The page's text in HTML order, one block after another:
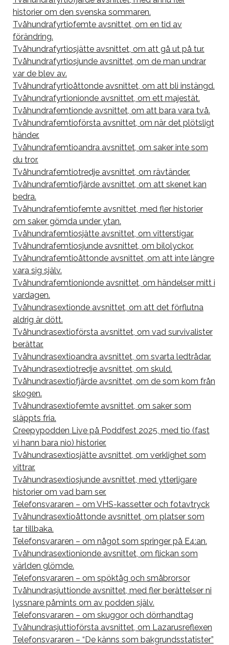
historier om den svenska sommaren.
Tvåhundrafyrtiofemte avsnittet, om en tid av
förändring.
Tvåhundrafyrtiosjätte avsnittet, om att gå ut på tur.
Tvåhundrafyrtiosjunde avsnittet, om de man undrar
var de blev av.
Tvåhundrafyrtioåttonde avsnittet, om att bli instängd.
Tvåhundrafyrtionionde avsnittet, om ett majestät.
Tvåhundrafemtionde avsnittet, om att bara vara två.
Tvåhundrafemtioförsta avsnittet, om när det plötsligt
händer.
Tvåhundrafemtioandra avsnittet, om saker inte som
du tror.
Tvåhundrafemtiotredje avsnittet, om rävtänder.
Tvåhundrafemtiofjärde avsnittet, om att skenet kan
bedra.
Tvåhundrafemtiofemte avsnittet, med fler historier
om saker gömda under ytan.
Tvåhundrafemtiosjätte avsnittet, om vitterstigar.
Tvåhundrafemtiosjunde avsnittet, om bilolyckor.
Tvåhundrafemtioåttonde avsnittet, om att inte längre
vara sig själv.
Tvåhundrafemtionionde avsnittet, om händelser mitt i
vardagen.
Tvåhundrasextionde avsnittet, om att det förflutna
aldrig är dött.
Tvåhundrasextioförsta avsnittet, om vad survivalister
berättar.
Tvåhundrasextioandra avsnittet, om svarta ledtrådar.
Tvåhundrasextiotredje avsnittet, om skuld.
Tvåhundrasextiofjärde avsnittet, om de som kom från
skogen.
Tvåhundrasextiofemte avsnittet, om saker som
släppts fria.
Creepypodden Live på Poddfest 2025, med tio (fast
vi hann bara nio) historier.
Tvåhundrasextiosjätte avsnittet, om verklighet som
vittrar.
Tvåhundrasextiosjunde avsnittet, med ytterligare
historier om vad barn ser.
Telefonsvararen – om VHS-kassetter och fotavtryck
Tvåhundrasextioåttonde avsnittet, om platser som
tar tillbaka.
Telefonsvararen – om något som springer på E4:an.
Tvåhundrasextionionde avsnittet, om flickan som
världen glömde.
Telefonsvararen – om spöktåg och småbrorsor
Tvåhundrasjuttionde avsnittet, med fler berättelser ni
lyssnare påmints om av podden själv.
Telefonsvararen – om skuggor och dörrhandtag
Tvåhundrasjuttioförsta avsnittet, om Lazarusreflexen
Telefonsvararen – “De känns som bakgrundsstatister”